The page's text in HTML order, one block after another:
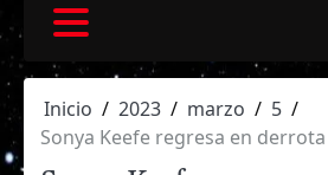
Inicio 2023 marzo
5
Sonya Keefe regresa en